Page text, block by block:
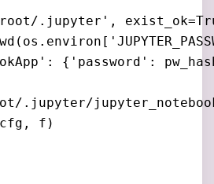
.jupyter',
{'password':
.jupyter/